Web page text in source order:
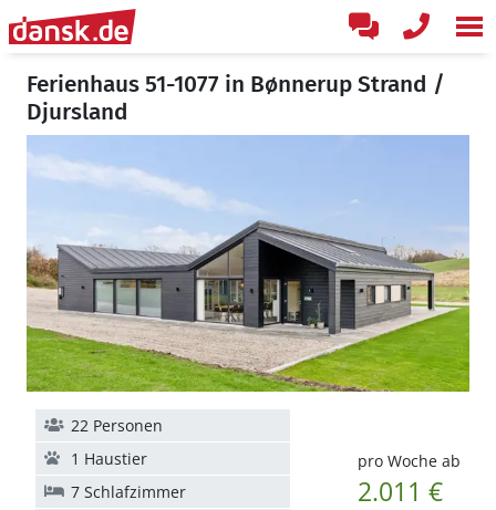
Ferienhaus 51-1077 in Bønnerup Strand /
Djursland
pro Woche ab
2.011 €
22 Personen
1 Haustier
7 Schlafzimmer